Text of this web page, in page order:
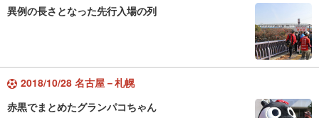
異例の長さとなった先行入場の列
2018/10/28 名古屋－札幌
赤黒でまとめたグランパコちゃん